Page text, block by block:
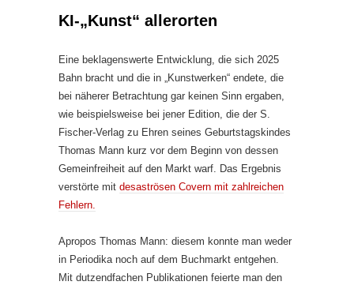
KI-„Kunst“ allerorten
Eine beklagenswerte Entwicklung, die sich 2025
Bahn bracht und die in „Kunstwerken“ endete, die
bei näherer Betrachtung gar keinen Sinn ergaben,
wie beispielsweise bei jener Edition, die der S.
Fischer-Verlag zu Ehren seines Geburtstagskindes
Thomas Mann kurz vor dem Beginn von dessen
Gemeinfreiheit auf den Markt warf. Das Ergebnis
verstörte mit desaströsen Covern mit zahlreichen
Fehlern.
Apropos Thomas Mann: diesem konnte man weder
in Periodika noch auf dem Buchmarkt entgehen.
Mit dutzendfachen Publikationen feierte man den